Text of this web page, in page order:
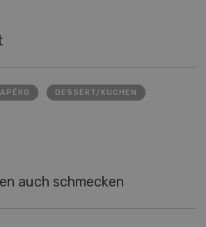
APÉRO DESSERT/KUCHEN
auch schmecken